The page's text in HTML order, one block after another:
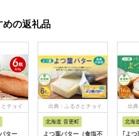
めの返礼品
チョイ
ター
出典：ふるさとチョイ
北海道 音更町
よつ葉バター（食塩不
出
北海
｢よ